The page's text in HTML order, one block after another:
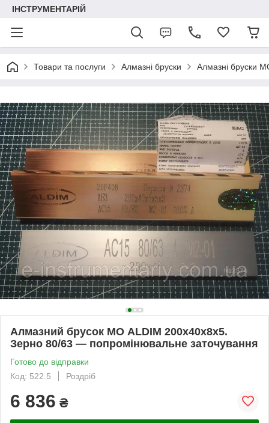
ІНСТРУМЕНТАРІЙ
Товари та послуги Алмазні бруски Алмазні бруски
Алмазний брусок МО ALDIM 200х40х8х5.
Зерно 80/63 — попромінювальне заточування
Готово до відправки
Код: 522.5
Роздріб
6 836 ₴